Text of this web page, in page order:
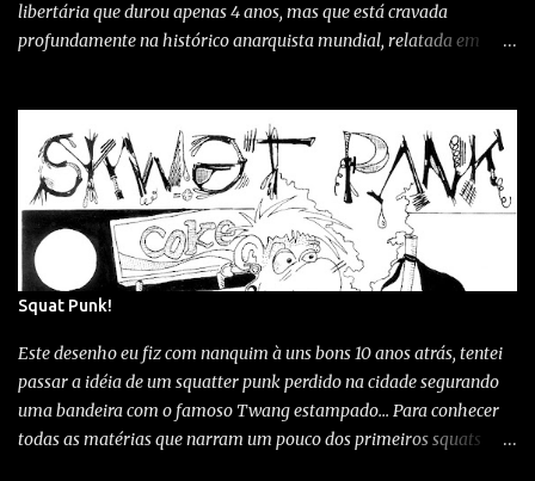
libertária que durou apenas 4 anos, mas que está cravada
profundamente na histórico anarquista mundial, relatada em
como " Colônia Cecília - Um pouco de ideal e polenta " de Renata
Palottini. Este relevante trecho histórico, às vezes desconhecido e
outros incompreendido, chega também hoje em dia à orgulhar
parte da comunidade de Palmeira, até mesmo e secretaria de
cultura adotou o "a na bola" como símbolo do trajeto histórico-
rural "Caminhos da Cecília" rota que recebeu a visita de pessoas
do mundo afora em busca do resgate memorial da única
Municipal de Palmeira instituiu o Dia e Semana Comemorativa à
Colônia Cecília,...
Squat Punk!
Este desenho eu fiz com nanquim à uns bons 10 anos atrás, tentei
passar a idéia de um squatter punk perdido na cidade segurando
uma bandeira com o famoso Twang estampado... Para conhecer
todas as matérias que narram um pouco dos primeiros squats